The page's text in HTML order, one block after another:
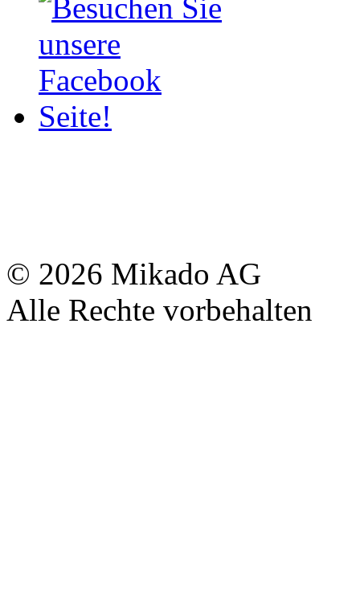
© 2026 Mikado AG
Alle Rechte vorbehalten